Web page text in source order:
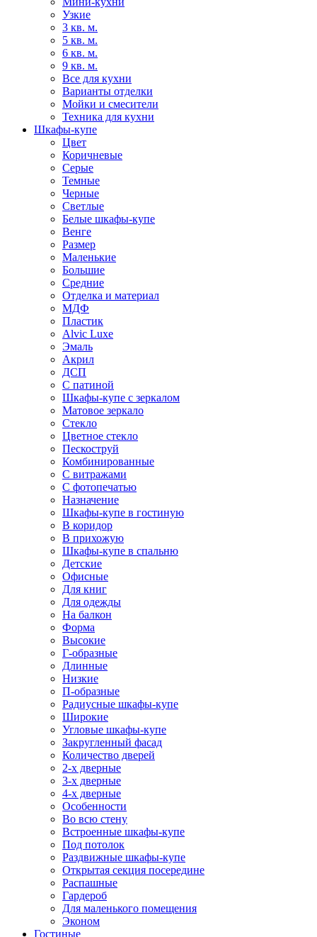
Узкие
3 кв. м.
5 кв. м.
6 кв. м.
9 кв. м.
Все для кухни
Варианты отделки
Мойки и смесители
Техника для кухни
Шкафы-купе
Цвет
Коричневые
Серые
Темные
Черные
Светлые
Белые шкафы-купе
Венге
Размер
Маленькие
Большие
Средние
Отделка и материал
МДФ
Пластик
Alvic Luxe
Эмаль
Акрил
ДСП
С патиной
Шкафы-купе с зеркалом
Матовое зеркало
Стекло
Цветное стекло
Пескоструй
Комбинированные
С витражами
С фотопечатью
Назначение
Шкафы-купе в гостиную
В коридор
В прихожую
Шкафы-купе в спальню
Детские
Офисные
Для книг
Для одежды
На балкон
Форма
Высокие
Г-образные
Длинные
Низкие
П-образные
Радиусные шкафы-купе
Широкие
Угловые шкафы-купе
Закругленный фасад
Количество дверей
2-х дверные
3-х дверные
4-х дверные
Особенности
Во всю стену
Встроенные шкафы-купе
Под потолок
Раздвижные шкафы-купе
Открытая секция посередине
Распашные
Гардероб
Для маленького помещения
Эконом
Гостиные